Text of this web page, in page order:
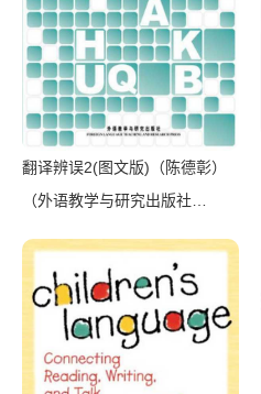
翻译辨误2(图文版)（陈德彰）
（外语教学与研究出版社